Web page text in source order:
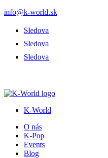
info@k-world.sk
Sledova
Sledova
Sledova
K-World
O nás
K-Pop
Events
Blog